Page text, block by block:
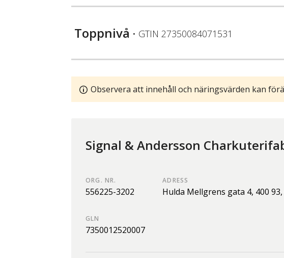
Toppnivå • GTIN 27350084071531
Observera att innehåll och näringsvärden kan
Signal & Andersson
ORG. NR.
556225-3202
GLN
7350012520007
ADRESS
Hulda Mellgrens gata 4, 400